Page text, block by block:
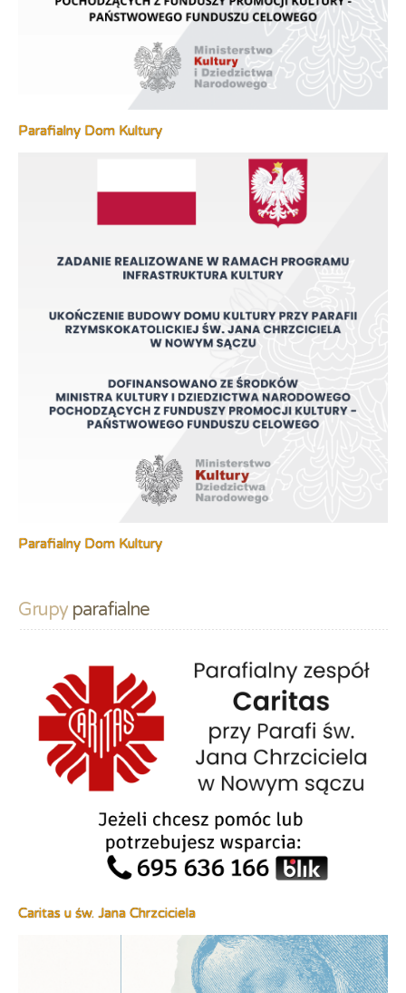
Parafialny Dom Kultury
Parafialny Dom Kultury
Grupy parafialne
Caritas u św. Jana Chrzciciela